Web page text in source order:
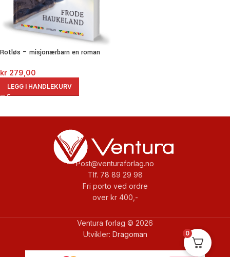
Rotløs – misjonærbarn en roman
kr 279,00
LEGG I HANDLEKURV
Post@venturaforlag.no
Tlf. 78 89 29 98
Fri porto ved ordre
over kr 400,-
Ventura forlag © 2026
Utvikler: Dragoman 0